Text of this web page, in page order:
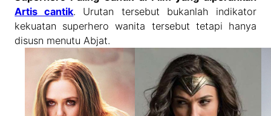
Artis cantik. Urutan tersebut bukanlah indikator
kekuatan superhero wanita tersebut tetapi hanya
disusn menutu Abjat.